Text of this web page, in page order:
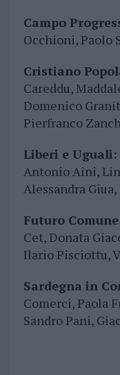
Campo
Occhioni, Paolo
Cristiano
Careddu,
Domenico
Pierfranco
Liberi e Uguali:
Antonio Aini,
Alessandra
Futuro
Cet, Donata
Ilario Pisciottu,
Sardegna in
Comerci, Paola
Sandro Pani,